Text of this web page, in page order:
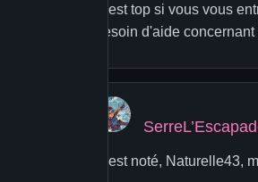
C'est top si vous vous
besoin d'aide
C'est noté, Naturelle43,